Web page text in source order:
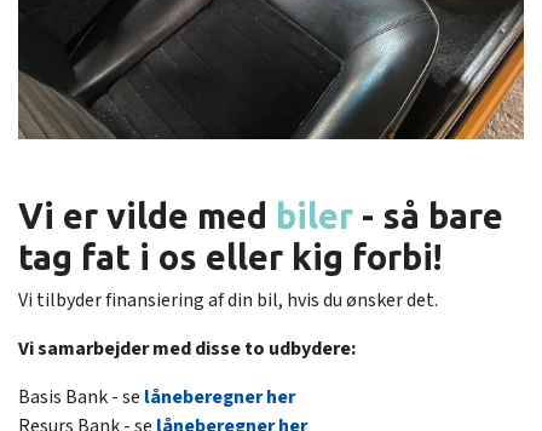
Vi er vilde med biler - så bare
tag fat i os eller kig forbi!
Vi tilbyder finansiering af din bil, hvis du ønsker det.
Vi samarbejder med disse to udbydere:
Basis Bank - se låneberegner her